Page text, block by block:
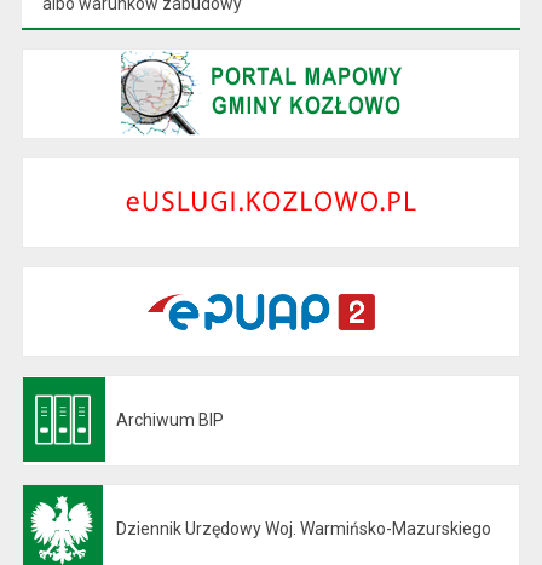
Archiwum BIP
Dziennik Urzędowy Woj. Warmińsko-Mazurskiego